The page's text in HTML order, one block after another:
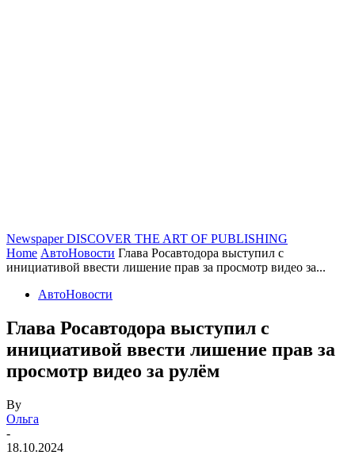
Newspaper DISCOVER THE ART OF PUBLISHING
Home АвтоНовости Глава Росавтодора выступил с
инициативой ввести лишение прав за просмотр видео за...
АвтоНовости
Глава Росавтодора выступил с
инициативой ввести лишение прав за
просмотр видео за рулём
By
Ольга
-
18.10.2024